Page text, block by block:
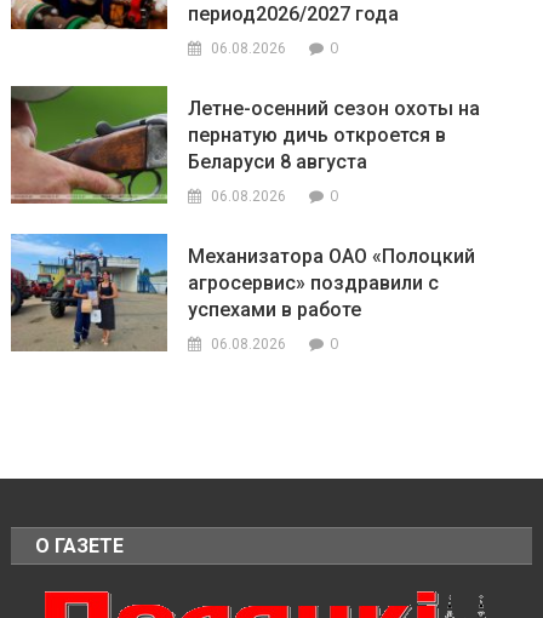
период2026/2027 года
06.08.2026 0
Летне-осенний сезон охоты на
пернатую дичь откроется в
Беларуси 8 августа
06.08.2026 0
Механизатора ОАО «Полоцкий
агросервис» поздравили с
успехами в работе
06.08.2026 0
О ГАЗЕТЕ